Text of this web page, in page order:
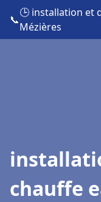
📞
🕒 installation et
Mézières
chauffe